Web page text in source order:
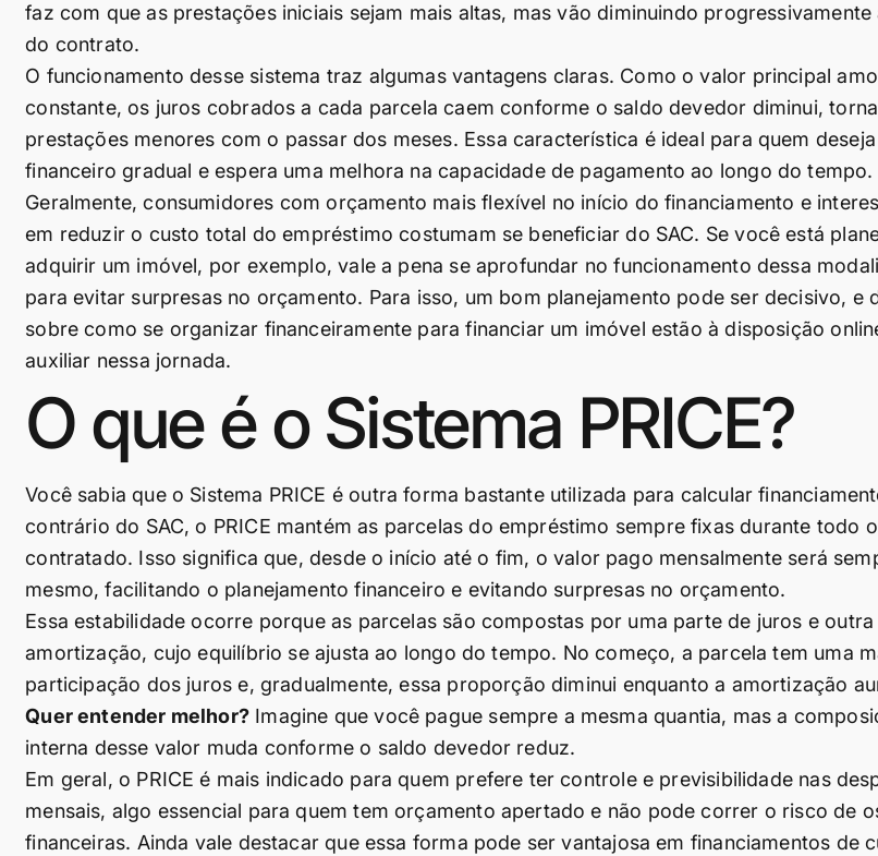
faz com que as prestações iniciais sejam mais altas, mas vão diminuindo progressivamente
do contrato.
O funcionamento desse sistema traz algumas vantagens claras. Como o valor principal
constante, os juros cobrados a cada parcela caem conforme o saldo devedor diminui,
prestações menores com o passar dos meses. Essa característica é ideal para quem
financeiro gradual e espera uma melhora na capacidade de pagamento ao longo do tempo.
Geralmente, consumidores com orçamento mais flexível no início do financiamento e
em reduzir o custo total do empréstimo costumam se beneficiar do SAC. Se você está
adquirir um imóvel, por exemplo, vale a pena se aprofundar no funcionamento dessa
para evitar surpresas no orçamento. Para isso, um bom planejamento pode ser decisivo, e
sobre como se organizar financeiramente para financiar um imóvel estão à disposição
auxiliar nessa jornada.
O que é o Sistema PRICE?
Você sabia que o Sistema PRICE é outra forma bastante utilizada para calcular
contrário do SAC, o PRICE mantém as parcelas do empréstimo sempre fixas durante todo
contratado. Isso significa que, desde o início até o fim, o valor pago mensalmente será
mesmo, facilitando o planejamento financeiro e evitando surpresas no orçamento.
Essa estabilidade ocorre porque as parcelas são compostas por uma parte de juros e outra
amortização, cujo equilíbrio se ajusta ao longo do tempo. No começo, a parcela tem uma
participação dos juros e, gradualmente, essa proporção diminui enquanto a amortização
Quer entender melhor? Imagine que você pague sempre a mesma quantia, mas a
interna desse valor muda conforme o saldo devedor reduz.
Em geral, o PRICE é mais indicado para quem prefere ter controle e previsibilidade nas
mensais, algo essencial para quem tem orçamento apertado e não pode correr o risco de
financeiras. Ainda vale destacar que essa forma pode ser vantajosa em financiamentos de